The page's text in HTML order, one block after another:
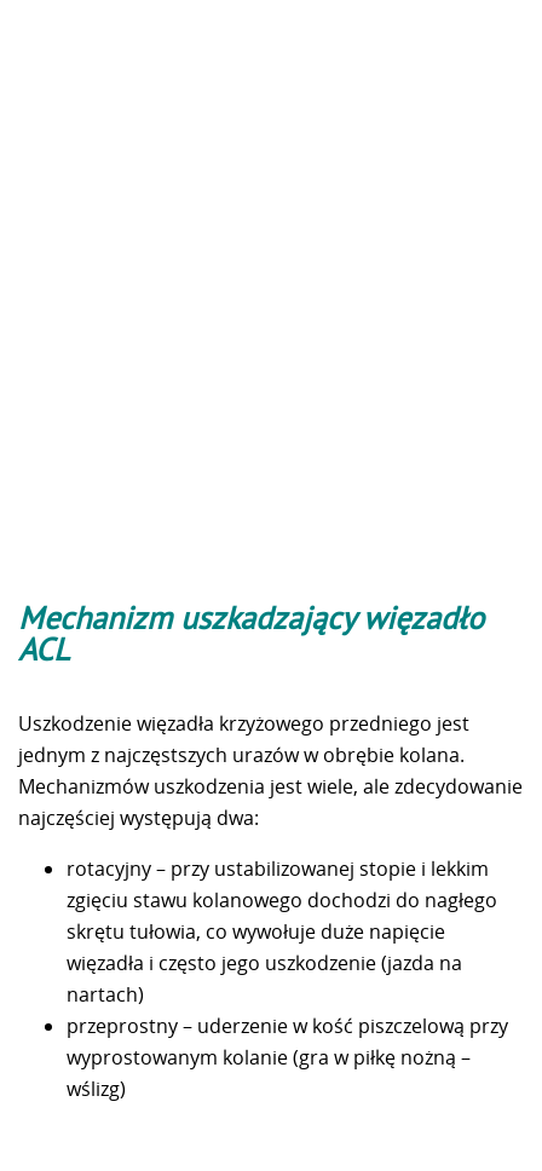
Mechanizm uszkadzający więzadło
ACL
Uszkodzenie więzadła krzyżowego przedniego jest
jednym z najczęstszych urazów w obrębie kolana.
Mechanizmów uszkodzenia jest wiele, ale zdecydowanie
najczęściej występują dwa:
rotacyjny – przy ustabilizowanej stopie i lekkim
zgięciu stawu kolanowego dochodzi do nagłego
skrętu tułowia, co wywołuje duże napięcie
więzadła i często jego uszkodzenie (jazda na
nartach)
przeprostny – uderzenie w kość piszczelową przy
wyprostowanym kolanie (gra w piłkę nożną –
wślizg)